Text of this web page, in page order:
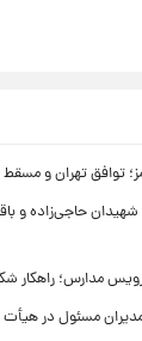
توافق تهران و
حاجی‌زاده و
مدارس؛ راهکار
مدیران مسئول در